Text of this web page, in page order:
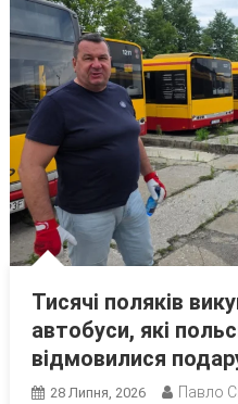
Тисячі поляків
автобуси, які
відмовилися
28 Липня, 2026 Павло